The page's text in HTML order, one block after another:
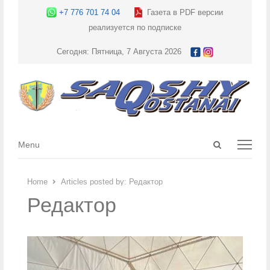
+7 776 701 74 04
Газета в PDF версии
реализуется по подписке
Сегодня: Пятница, 7 Августа 2026
Open
Menu
Menu
Home Articles posted by: Редактор
Редактор